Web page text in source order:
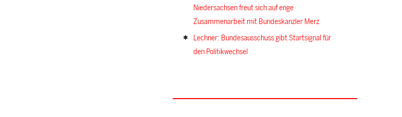
Niedersachsen freut sich auf enge
Zusammenarbeit mit Bundeskanzler Merz
Lechner: Bundesausschuss gibt Startsignal für
den Politikwechsel